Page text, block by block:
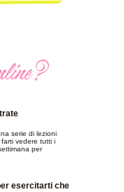
esercitarti che
serie di lezioni
vedere tutti i
per